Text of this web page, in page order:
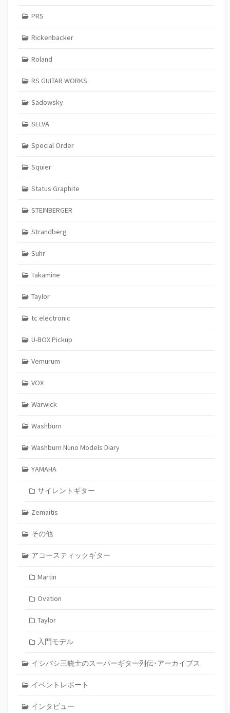
PRS
Rickenbacker
Roland
RS GUITAR WORKS
Sadowsky
SELVA
Special Order
Squier
Status Graphite
STEINBERGER
Strandberg
Suhr
Takamine
Taylor
tc electronic
U-BOX Pickup
Vemurum
VOX
Warwick
Washburn
Washburn Nuno Models Diary
YAMAHA
サイレントギター
Zemaitis
その他
アコースティックギター
Martin
Ovation
Taylor
入門モデル
イシバシ三銃士のスーパーギター列伝･アーカイブス
イベントレポート
インタビュー